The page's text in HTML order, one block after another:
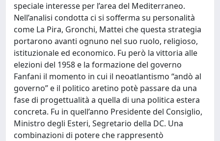
speciale interesse per l’area del Mediterraneo.
Nell’analisi condotta ci si sofferma su personalità
come La Pira, Gronchi, Mattei che questa strategia
portarono avanti ognuno nel suo ruolo, religioso,
istituzionale ed economico. Fu però la vittoria alle
elezioni del 1958 e la formazione del governo
Fanfani il momento in cui il neoatlantismo “andò al
governo” e il politico aretino potè passare da una
fase di progettualità a quella di una politica estera
concreta. Fu in quell’anno Presidente del Consiglio,
Ministro degli Esteri, Segretario della DC. Una
combinazioni di potere che rappresentò